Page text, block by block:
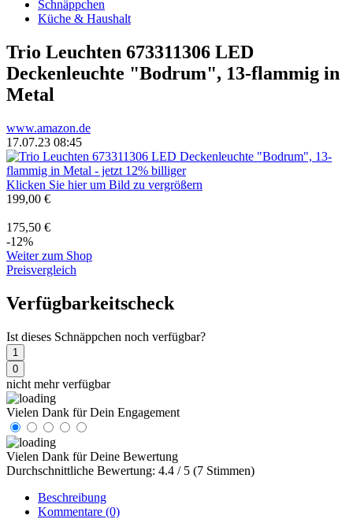
Schnäppchen
Küche & Haushalt
Trio Leuchten 673311306 LED
Deckenleuchte "Bodrum", 13-flammig in
Metal
www.amazon.de
17.07.23 08:45
Klicken Sie hier um Bild zu vergrößern
199,00 €
175,50 €
-12%
Weiter zum Shop
Preisvergleich
Verfügbarkeitscheck
Ist dieses Schnäppchen noch verfügbar?
1
0
nicht mehr verfügbar
Vielen Dank für Dein Engagement
Vielen Dank für Deine Bewertung
Durchschnittliche Bewertung: 4.4 / 5 (7 Stimmen)
Beschreibung
Kommentare (0)